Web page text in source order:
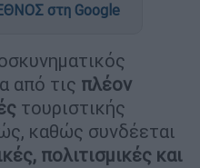
στη Google
από τις πλέον
τουριστικής
καθώς συνδέεται
πολιτισμικές και